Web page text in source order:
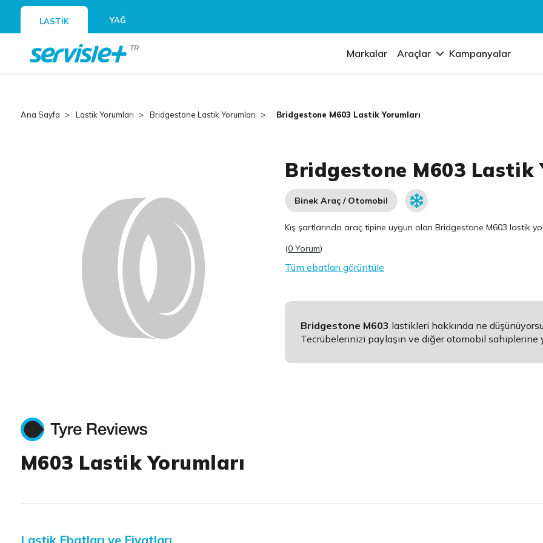
LASTİK YAĞ
TR Markalar Araçlar Kampanyalar
Ana Sayfa Lastik Yorumları Bridgestone Lastik Yorumları Bridgestone M603 Lastik Yorumları
Bridgestone M603 Lastik
Binek Araç / Otomobil
Kış şartlarında araç tipine uygun olanBridgestone M603 lastik
(0 Yorum)
Tüm ebatları görüntüle
Bridgestone M603 lastikleri hakkında ne
Tecrübelerinizi paylaşın ve diğer otomobil sahiplerine
M603 Lastik Yorumları
Lastik Ebatları ve Fiyatları